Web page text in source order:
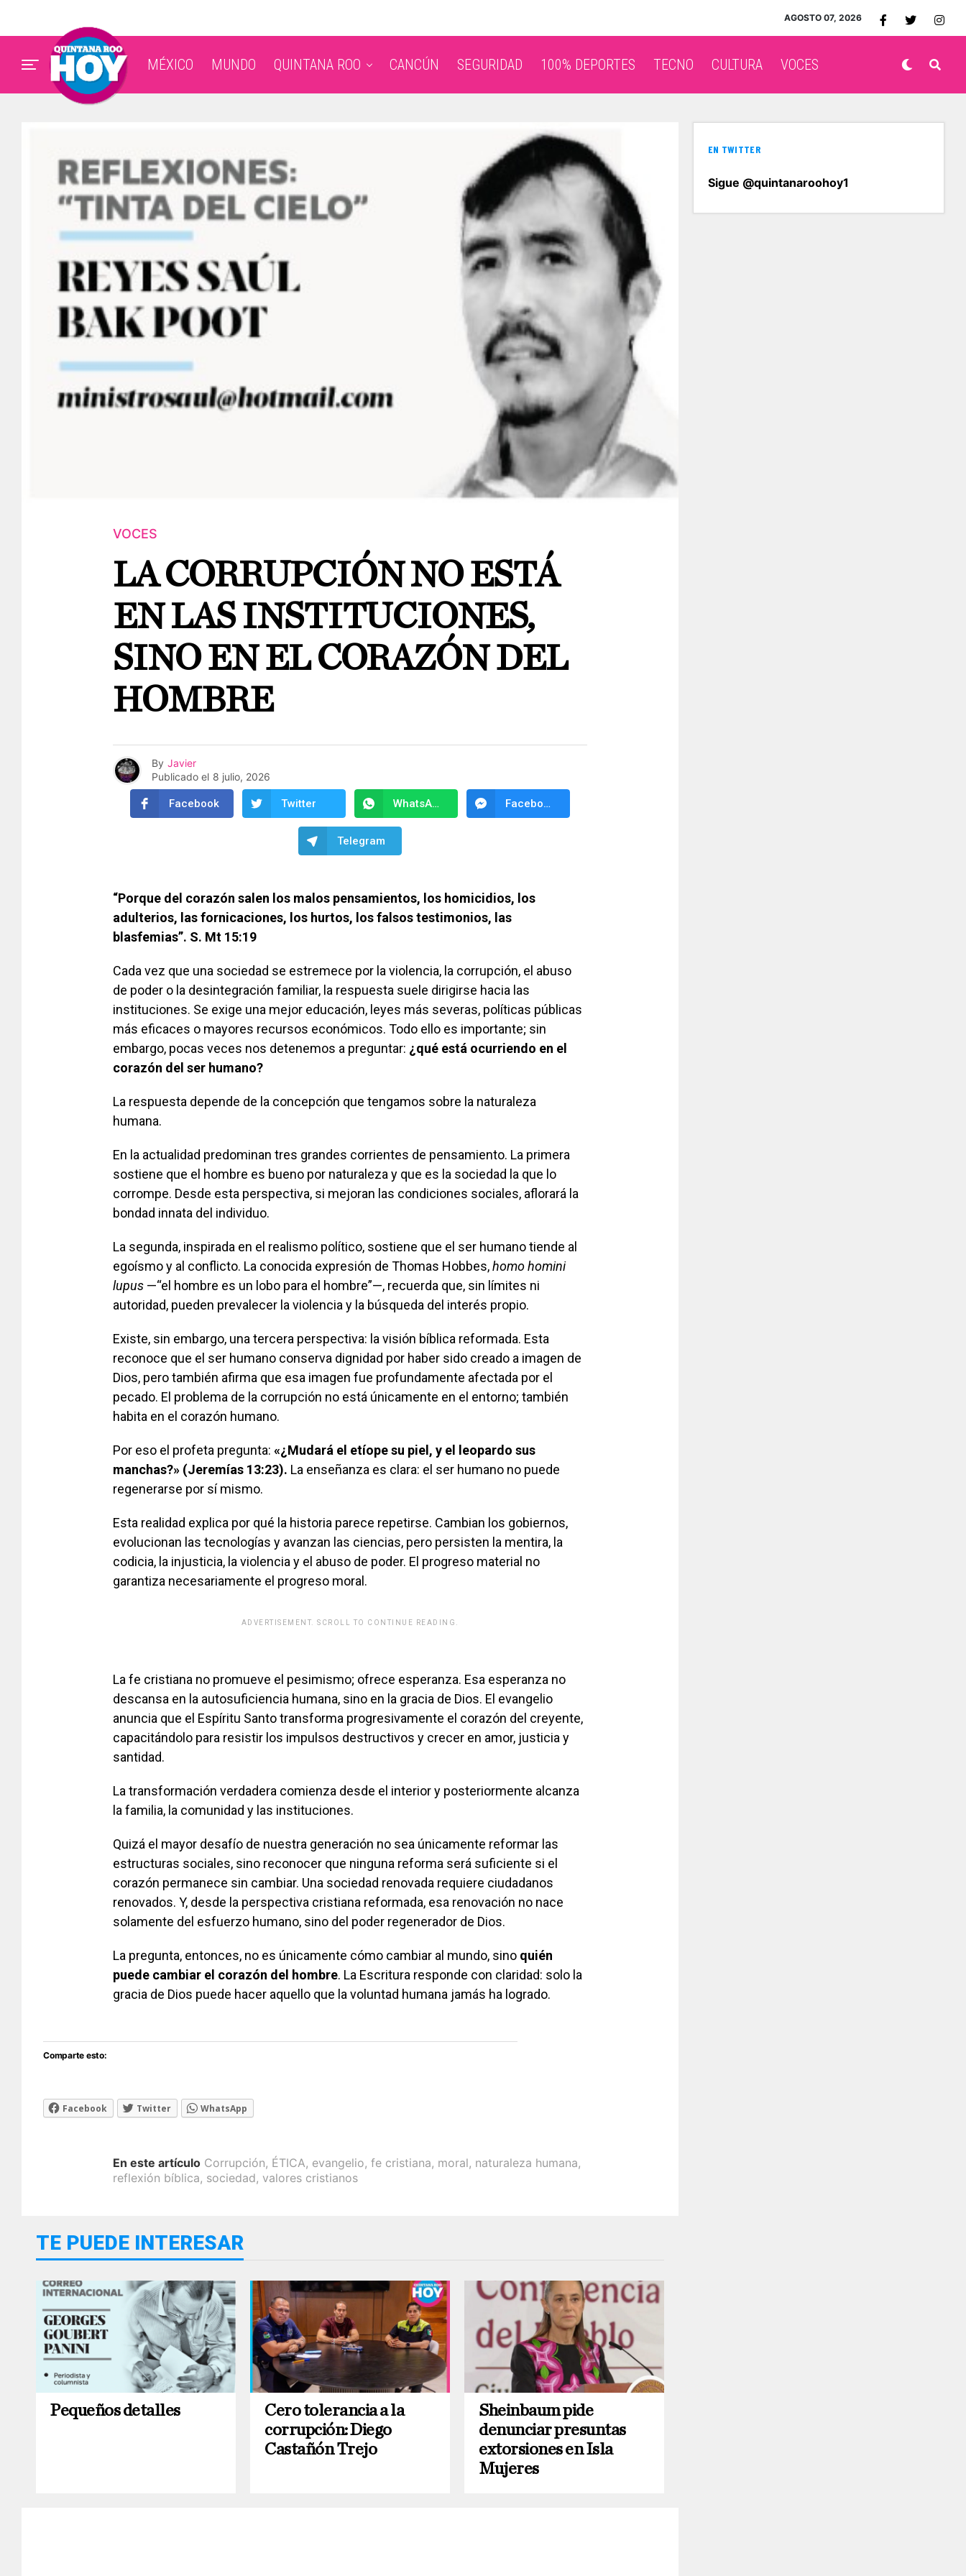
AGOSTO 07, 2026
MÉXICO MUNDO QUINTANA ROO CANCÚN SEGURIDAD 100% DEPORTES TECNO CULTURA VOCES
VOCES
LA CORRUPCIÓN NO ESTÁ
EN LAS INSTITUCIONES,
SINO EN EL CORAZÓN DEL
HOMBRE
By Javier
Publicado el 8 julio, 2026
Facebook Twitter WhatsApp Facebook Messenger
Telegram
“Porque del corazón salen los malos pensamientos, los homicidios, los
adulterios, las fornicaciones, los hurtos, los falsos testimonios, las
blasfemias”. S. Mt 15:19
Cada vez que una sociedad se estremece por la violencia, la corrupción, el abuso
de poder o la desintegración familiar, la respuesta suele dirigirse hacia las
instituciones. Se exige una mejor educación, leyes más severas, políticas públicas
más eficaces o mayores recursos económicos. Todo ello es importante; sin
embargo, pocas veces nos detenemos a preguntar: ¿qué está ocurriendo en el
corazón del ser humano?
La respuesta depende de la concepción que tengamos sobre la naturaleza
humana.
En la actualidad predominan tres grandes corrientes de pensamiento. La primera
sostiene que el hombre es bueno por naturaleza y que es la sociedad la que lo
corrompe. Desde esta perspectiva, si mejoran las condiciones sociales, aflorará la
bondad innata del individuo.
La segunda, inspirada en el realismo político, sostiene que el ser humano tiende al
egoísmo y al conflicto. La conocida expresión de Thomas Hobbes,homo homini
lupus —“el hombre es un lobo para el hombre”—, recuerda que, sin límites ni
autoridad, pueden prevalecer la violencia y la búsqueda del interés propio.
Existe, sin embargo, una tercera perspectiva: la visión bíblica reformada. Esta
reconoce que el ser humano conserva dignidad por haber sido creado a imagen de
Dios, pero también afirma que esa imagen fue profundamente afectada por el
pecado. El problema de la corrupción no está únicamente en el entorno; también
habita en el corazón humano.
Por eso el profeta pregunta: «¿Mudará el etíope su piel, y el leopardo sus
manchas?» (Jeremías 13:23). La enseñanza es clara: el ser humano no puede
regenerarse por sí mismo.
Esta realidad explica por qué la historia parece repetirse. Cambian los gobiernos,
evolucionan las tecnologías y avanzan las ciencias, pero persisten la mentira, la
codicia, la injusticia, la violencia y el abuso de poder. El progreso material no
garantiza necesariamente el progreso moral.
ADVERTISEMENT. SCROLL TO CONTINUE READING.
La fe cristiana no promueve el pesimismo; ofrece esperanza. Esa esperanza no
descansa en la autosuficiencia humana, sino en la gracia de Dios. El evangelio
anuncia que el Espíritu Santo transforma progresivamente el corazón del creyente,
capacitándolo para resistir los impulsos destructivos y crecer en amor, justicia y
santidad.
La transformación verdadera comienza desde el interior y posteriormente alcanza
la familia, la comunidad y las instituciones.
Quizá el mayor desafío de nuestra generación no sea únicamente reformar las
estructuras sociales, sino reconocer que ninguna reforma será suficiente si el
corazón permanece sin cambiar. Una sociedad renovada requiere ciudadanos
renovados. Y, desde la perspectiva cristiana reformada, esa renovación no nace
solamente del esfuerzo humano, sino del poder regenerador de Dios.
La pregunta, entonces, no es únicamente cómo cambiar al mundo, sino quién
puede cambiar el corazón del hombre. La Escritura responde con claridad: solo la
gracia de Dios puede hacer aquello que la voluntad humana jamás ha logrado.
Comparte esto:
Facebook Twitter WhatsApp
En este artículo Corrupción, ÉTICA, evangelio, fe cristiana, moral, naturaleza humana,
reflexión bíblica, sociedad, valores cristianos
TE PUEDE INTERESAR
Pequeños detalles
Cero tolerancia a la
corrupción: Diego
Castañón Trejo
Sheinbaum pide
denunciar presuntas
extorsiones en Isla
Mujeres
EN TWITTER
Sigue @quintanaroohoy1